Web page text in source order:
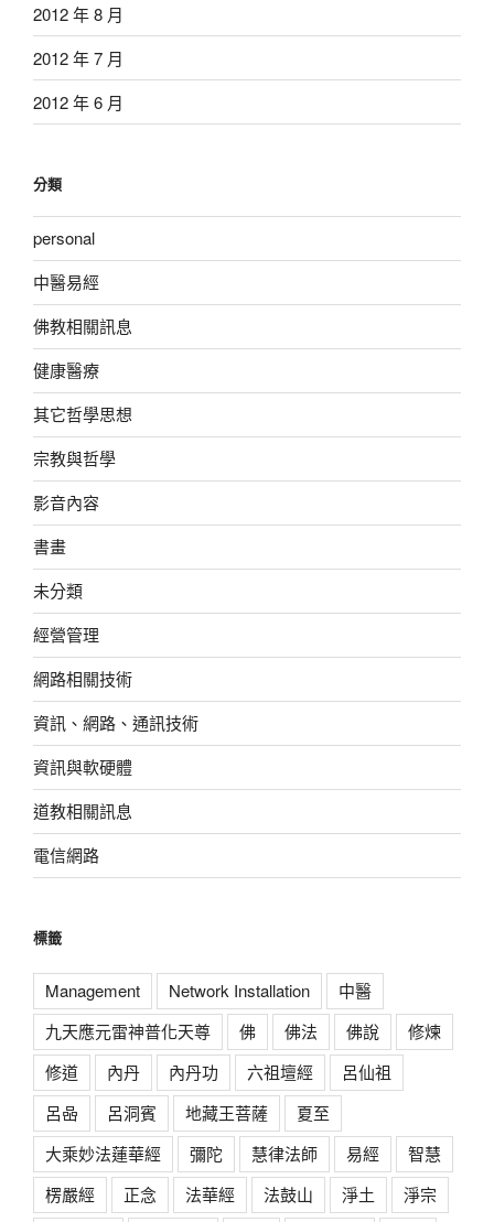
2012 年 8 月
2012 年 7 月
2012 年 6 月
分類
personal
中醫易經
佛教相關訊息
健康醫療
其它哲學思想
宗教與哲學
影音內容
書畫
未分類
經營管理
網路相關技術
資訊、網路、通訊技術
資訊與軟硬體
道教相關訊息
電信網路
標籤
Management Network Installation
中醫
九天應元雷神普化天尊
佛 佛法 佛說
修煉
修道
內丹 內丹功 六祖壇經
呂仙祖
呂喦
呂洞賓 地藏王菩薩
夏至
大乘妙法蓮華經
彌陀 慧律法師 易經
智慧
楞嚴經
正念 法華經 法鼓山 淨土 淨宗